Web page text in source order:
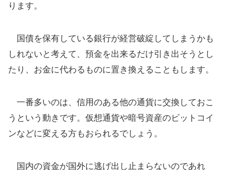
ります。
国債を保有している銀行が経営破綻してしまうかも
しれないと考えて、預金を出来るだけ引き出そうとし
たり、お金に代わるものに置き換えることもします。
一番多いのは、信用のある他の通貨に交換しておこ
うという動きです。仮想通貨や暗号資産のビットコイ
ンなどに変える方もおられるでしょう。
国内の資金が国外に逃げ出し止まらないのであれ